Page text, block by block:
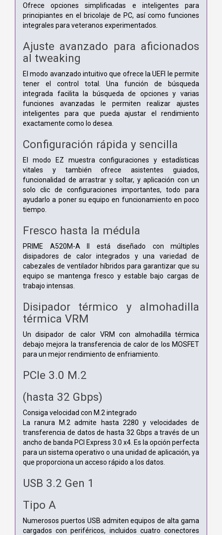
Ofrece opciones simplificadas e inteligentes para
principiantes en el bricolaje de PC, así como funciones
integrales para veteranos experimentados.
Ajuste avanzado para aficionados
al tweaking
El modo avanzado intuitivo que ofrece la UEFI le permite
tener el control total. Una función de búsqueda
integrada facilita la búsqueda de opciones y varias
funciones avanzadas le permiten realizar ajustes
inteligentes para que pueda ajustar el rendimiento
exactamente como lo desea.
Configuración rápida y sencilla
El modo EZ muestra configuraciones y estadísticas
vitales y también ofrece asistentes guiados,
funcionalidad de arrastrar y soltar, y aplicación con un
solo clic de configuraciones importantes, todo para
ayudarlo a poner su equipo en funcionamiento en poco
tiempo.
Fresco hasta la médula
PRIME A520M-A II está diseñado con múltiples
disipadores de calor integrados y una variedad de
cabezales de ventilador híbridos para garantizar que su
equipo se mantenga fresco y estable bajo cargas de
trabajo intensas.
Disipador térmico y almohadilla
térmica VRM
Un disipador de calor VRM con almohadilla térmica
debajo mejora la transferencia de calor de los MOSFET
para un mejor rendimiento de enfriamiento.
PCIe 3.0 M.2
(hasta 32 Gbps)
Consiga velocidad con M.2 integrado
La ranura M.2 admite hasta 2280 y velocidades de
transferencia de datos de hasta 32 Gbps a través de un
ancho de banda PCI Express 3.0 x4. Es la opción perfecta
para un sistema operativo o una unidad de aplicación, ya
que proporciona un acceso rápido a los datos.
USB 3.2 Gen 1
Tipo A
Numerosos puertos USB admiten equipos de alta gama
cargados con periféricos, incluidos cuatro conectores